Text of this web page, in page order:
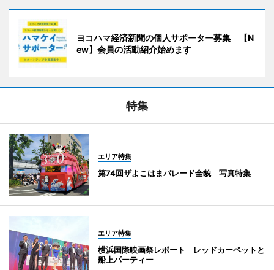
ヨコハマ経済新聞の個人サポーター募集 【N
ew】会員の活動紹介始めます
特集
エリア特集
第74回ザよこはまパレード全貌 写真特集
エリア特集
横浜国際映画祭レポート レッドカーペットと
船上パーティー